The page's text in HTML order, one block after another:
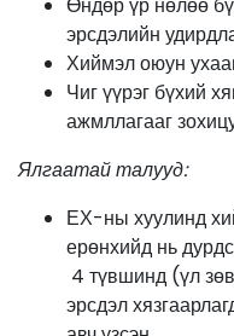
Өндөр үр нөлөө
эрсдэлийн
Хиймэл оюун
Чиг үүрэг бүхий
ажмллагааг
Ялгаатай талууд:
ЕХ-ны хуулинд
ерөнхийд нь
4 түвшинд (үл
эрсдэл